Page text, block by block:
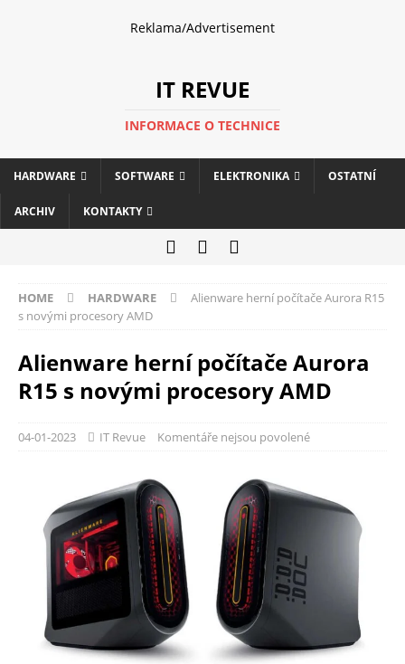
Reklama/Advertisement
IT REVUE
INFORMACE O TECHNICE
HARDWARE SOFTWARE ELEKTRONIKA OSTATNÍ
ARCHIV KONTAKTY
HOME HARDWARE
Alienware herní počítače Aurora R15
s novými procesory AMD
Alienware herní počítače Aurora
R15 s novými procesory AMD
04-01-2023 IT Revue Komentáře nejsou povolené